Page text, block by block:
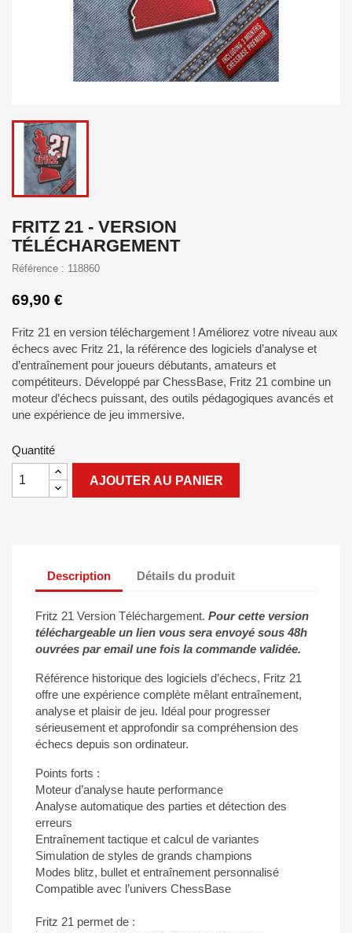
FRITZ 21 - VERSION
TÉLÉCHARGEMENT
Référence : 118860
69,90 €
Fritz 21 en version téléchargement ! Améliorez votre niveau aux
échecs avec Fritz 21, la référence des logiciels d’analyse et
d’entraînement pour joueurs débutants, amateurs et
compétiteurs. Développé par ChessBase, Fritz 21 combine un
moteur d’échecs puissant, des outils pédagogiques avancés et
une expérience de jeu immersive.
Quantité
AJOUTER AU PANIER
Description Détails du produit
Fritz 21 Version Téléchargement. Pour cette version
téléchargeable un lien vous sera envoyé sous 48h
ouvrées par email une fois la commande validée.
Référence historique des logiciels d’échecs, Fritz 21
offre une expérience complète mêlant entraînement,
analyse et plaisir de jeu. Idéal pour progresser
sérieusement et approfondir sa compréhension des
échecs depuis son ordinateur.
Points forts :
Moteur d’analyse haute performance
Analyse automatique des parties et détection des
erreurs
Entraînement tactique et calcul de variantes
Simulation de styles de grands champions
Modes blitz, bullet et entraînement personnalisé
Compatible avec l’univers ChessBase
Fritz 21 permet de :